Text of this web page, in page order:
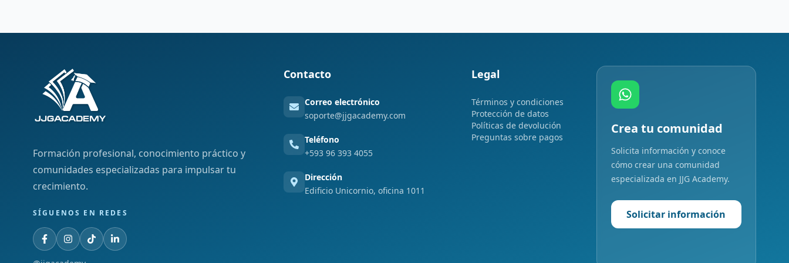
Formación profesional, conocimiento práctico y
comunidades especializadas para impulsar tu
crecimiento.
SÍGUENOS EN REDES
Contacto
Correo electrónico
soporte@jjgacademy.com
Teléfono
+593 96 393 4055
Dirección
Edificio Unicornio, oficina 1011
Legal
Términos y condiciones
Protección de datos
Políticas de devolución
Preguntas sobre pagos
Crea tu comunidad
Solicita información y conoce
cómo crear una comunidad
especializada en JJG Academy.
Solicitar información